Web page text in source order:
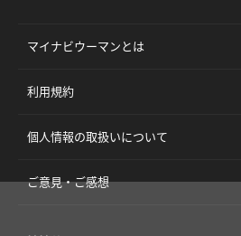
マイナビウーマンとは
利用規約
個人情報の取扱いについて
ご意見・ご感想